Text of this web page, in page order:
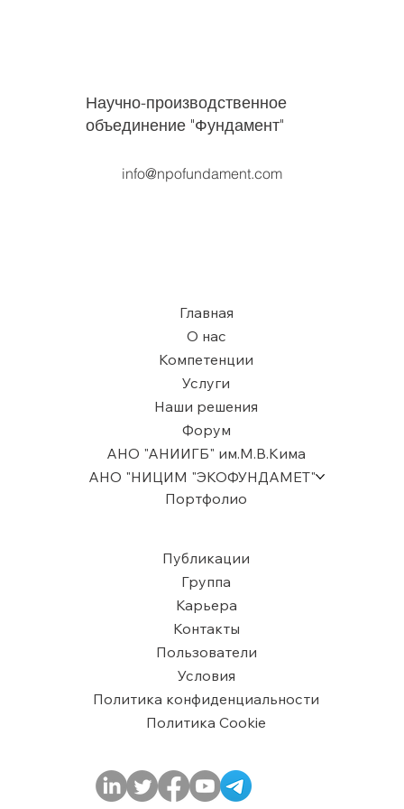
Научно-производственное
объединение "Фундамент"
info@npofundament.com
Главная
О нас
Компетенции
Услуги
Наши решения
Форум
АНО "АНИИГБ" им.М.В.Кима
АНО "НИЦИМ "ЭКОФУНДАМЕТ"
Портфолио
Публикации
Группа
Карьера
Контакты
Пользователи
​Условия
Политика конфиденциальности
Политика Cookie